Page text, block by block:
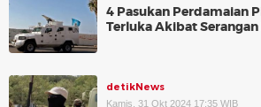
4 Pasukan Perdamaian
Terluka Akibat
detikNews
Kamis, 31 Okt 2024 17:35 WIB